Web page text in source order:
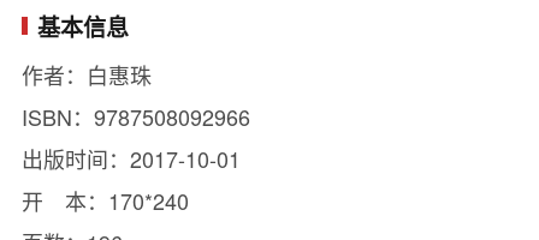
基本信息
作者：白惠珠
ISBN：9787508092966
出版时间：2017-10-01
开 本：170*240